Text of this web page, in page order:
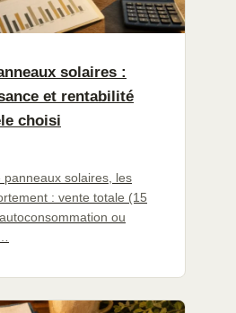
solaires :
et rentabilité
choisi
panneaux solaires, les
: vente totale (15
ou